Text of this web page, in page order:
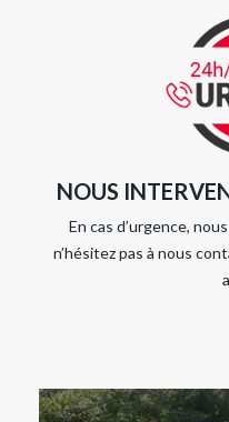
NOUS
En cas d’urgence,
n’hésitez pas à nous